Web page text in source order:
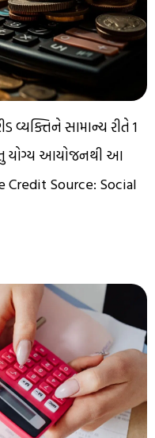
વ્યક્તિને સામાન્ય રીતે ₹1
યોગ્ય આયોજનથી આ
Credit Source: Social